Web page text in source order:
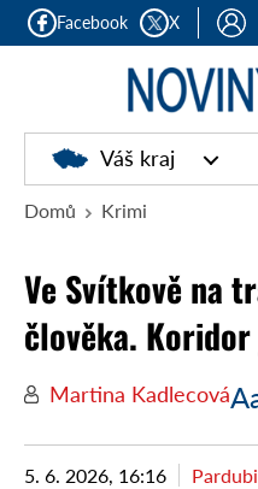
Facebook X
Noviny
kraje
Váš kraj
Domů Krimi
Ve Svítkově na
člověka.
Martina Kadlecová
5. 6. 2026, 16:16